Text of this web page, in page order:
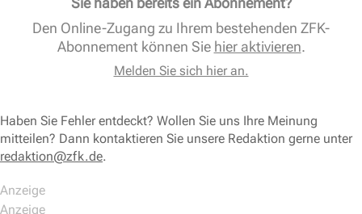
Den Online-Zugang zu Ihrem bestehenden ZFK-
Abonnement können Sie hier aktivieren.
Melden Sie sich hier an.
Haben Sie Fehler entdeckt? Wollen Sie uns Ihre Meinung
mitteilen? Dann kontaktieren Sie unsere Redaktion gerne unter
redaktion@zfk.de.